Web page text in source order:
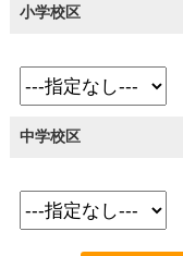
小学校区
中学校区